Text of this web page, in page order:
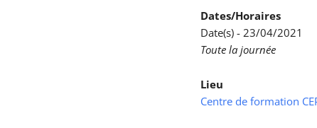
Dates/Horaires
Date(s) - 23/04/2021
Toute la journée
Lieu
Centre de formation